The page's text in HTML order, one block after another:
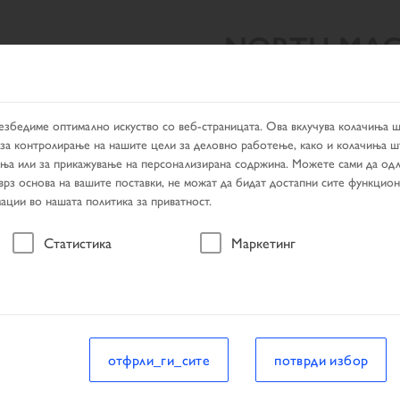
NORTH
ОД ПРЕБАРУВАЊЕТО PRODUCTS ДИЛЕР
возило
оптимално искуство со веб-страницата. Ова вклучува колачиња
контролирање на нашите цели за деловно работење, како и колачиња
или за прикажување на персонализирана содржина. Можете сами да
основа на вашите поставки, не можат да бидат достапни сите
во нашата политика за приватност.
Статистика Маркетинг
отфрли_ги_сите потврди избор